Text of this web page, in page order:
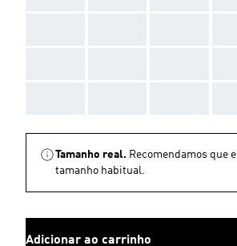
Tamanho real. Recomendamos que
tamanho habitual.
Adicionar ao carrinho